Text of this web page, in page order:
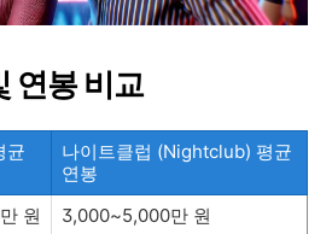
연봉 비교
균
나이트클럽 (Nightclub) 평균
연봉
원
3,000~5,000만 원